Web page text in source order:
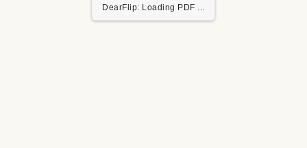
DearFlip: Loading PDF 1%
...